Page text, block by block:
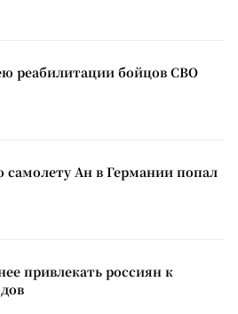
реабилитации бойцов СВО
самолету Ан в Германии попал
привлекать россиян к